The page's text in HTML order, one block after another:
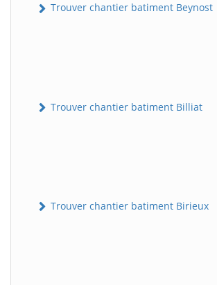
Trouver chantier batiment Beynost
Trouver chantier batiment Billiat
Trouver chantier batiment Birieux